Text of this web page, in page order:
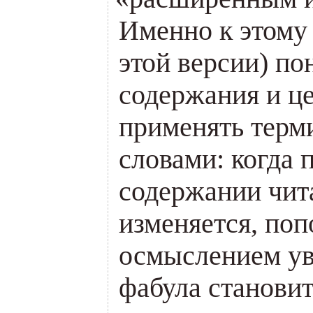
Именно к
этой версии)
содержания и
применять
словами: когда
содержании
изменяется,
осмыслением
фабула